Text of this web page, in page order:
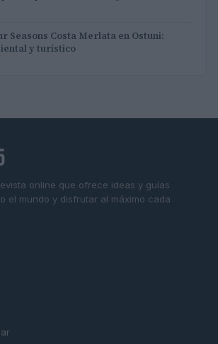
Seasons Costa Merlata en Ostuni:
y turístico
online que ofrece ideas y guías
el mundo y disfrutar al máximo cada